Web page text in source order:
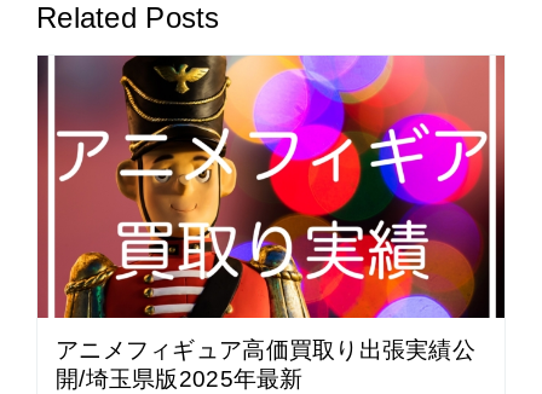
Related Posts
アニメフィギュア高価買取り出張実績公
開/埼玉県版2025年最新